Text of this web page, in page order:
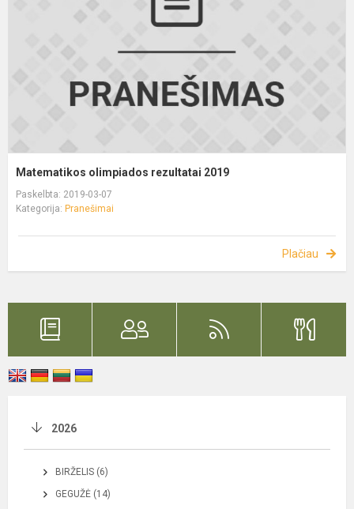
Matematikos olimpiados rezultatai 2019
Paskelbta: 2019-03-07
Kategorija: Pranešimai
Plačiau
2026
BIRŽELIS (6)
GEGUŽĖ (14)